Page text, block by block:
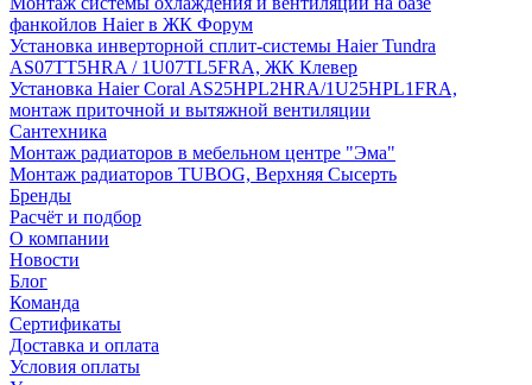
фанкойлов Haier в ЖК Форум
Установка инверторной сплит-системы Haier Tundra
AS07TT5HRA / 1U07TL5FRA, ЖК Клевер
Установка Haier Coral AS25HPL2HRA/1U25HPL1FRA,
монтаж приточной и вытяжной вентиляции
Сантехника
Монтаж радиаторов в мебельном центре "Эма"
Монтаж радиаторов TUBOG, Верхняя Сысерть
Бренды
Расчёт и подбор
О компании
Новости
Блог
Команда
Сертификаты
Доставка и оплата
Условия оплаты